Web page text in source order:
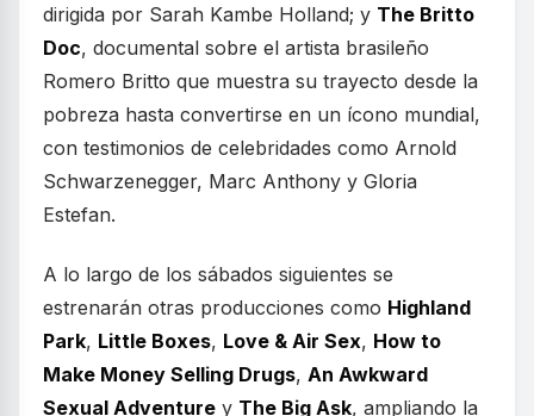
dirigida por Sarah Kambe Holland; y The Britto
Doc, documental sobre el artista brasileño
Romero Britto que muestra su trayecto desde la
pobreza hasta convertirse en un ícono mundial,
con testimonios de celebridades como Arnold
Schwarzenegger, Marc Anthony y Gloria
Estefan.
A lo largo de los sábados siguientes se
estrenarán otras producciones como Highland
Park, Little Boxes, Love & Air Sex, How to
Make Money Selling Drugs, An Awkward
Sexual Adventure y The Big Ask, ampliando la